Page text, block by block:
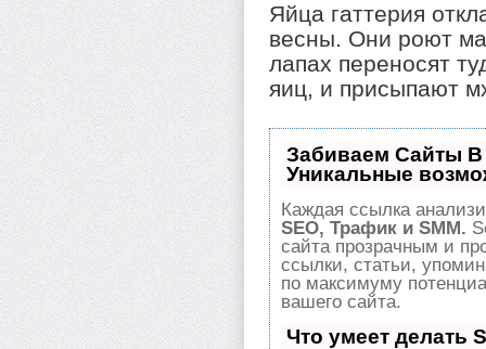
Яйца гаттерия
весны. Они роют
лапах переносят
яиц, и присыпают
Забиваем Сайты
Уникальные
Каждая ссылка
SEO, Трафик и SMM.
сайта прозрачным и
ссылки, статьи,
по максимуму
вашего сайта.
Что умеет делать